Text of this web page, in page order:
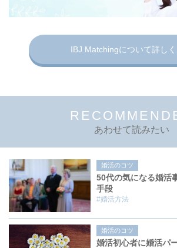
IBJ Matchingについて詳し
あわせて読みたい
婚活のコツ
50代の気になる婚活
手段
#婚活方法
婚活のコツ
婚活初心者に婚活パ